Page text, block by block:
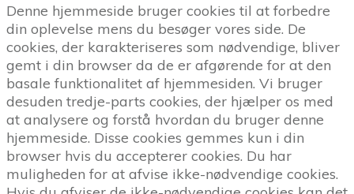
Denne hjemmeside bruger cookies til at forbedre
din oplevelse mens du besøger vores side. De
cookies, der karakteriseres som nødvendige, bliver
gemt i din browser da de er afgørende for at den
basale funktionalitet af hjemmesiden. Vi bruger
desuden tredje-parts cookies, der hjælper os med
at analysere og forstå hvordan du bruger denne
hjemmeside. Disse cookies gemmes kun i din
browser hvis du accepterer cookies. Du har
muligheden for at afvise ikke-nødvendige cookies.